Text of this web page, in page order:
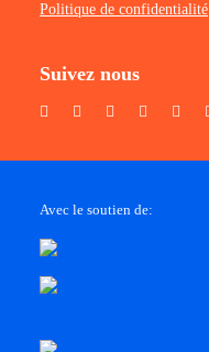
Politique de confidentialité
Suivez nous
Avec le soutien de: